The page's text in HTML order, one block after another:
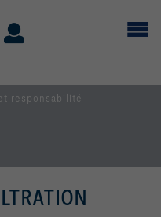
responsabilité